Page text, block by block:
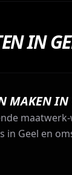
IN
MAKEN IN
in Geel en